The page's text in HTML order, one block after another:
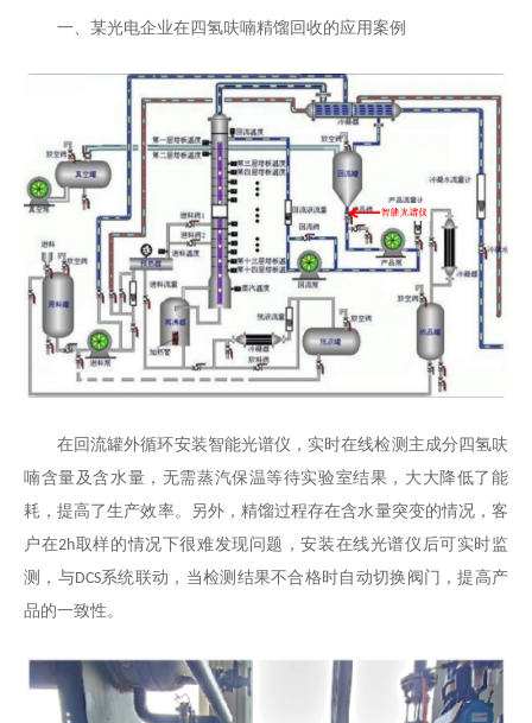
一、某光电企业在四氢呋喃精馏回收的应用案例
在回流罐外循环安装智能光谱仪，实时在线检测主成分四氢呋
喃含量及含水量，无需蒸汽保温等待实验室结果，大大降低了能
耗，提高了生产效率。另外，精馏过程存在含水量突变的情况，客
户在2h取样的情况下很难发现问题，安装在线光谱仪后可实时监
测，与DCS系统联动，当检测结果不合格时自动切换阀门，提高产
品的一致性。